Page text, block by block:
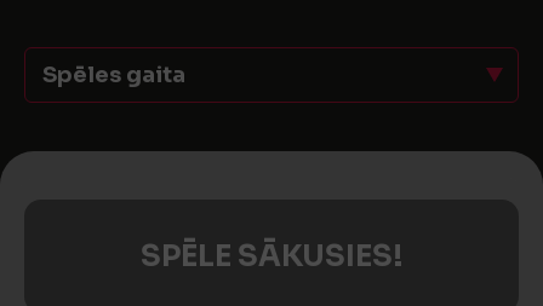
Spēles gaita
SPĒLE SĀKUSIES!